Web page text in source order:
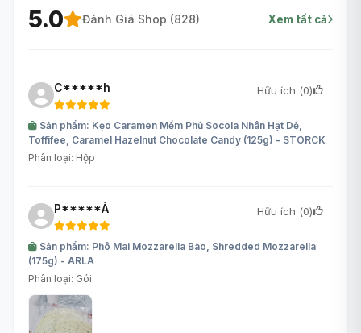
5.0 Đánh Giá Shop (828) Xem tất cả
C*****h Hữu ích (0)
Sản phẩm: Kẹo Caramen Mềm Phủ Socola Nhân Hạt Dẻ,
Toffifee, Caramel Hazelnut Chocolate Candy (125g) - STORCK
Phân loại: Hộp
P*****À Hữu ích (0)
Sản phẩm: Phô Mai Mozzarella Bào, Shredded Mozzarella
(175g) - ARLA
Phân loại: Gói